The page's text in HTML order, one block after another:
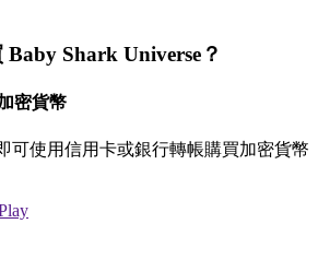
Shark Universe？
密貨幣
可使用信用卡或銀行轉帳購買加密貨幣